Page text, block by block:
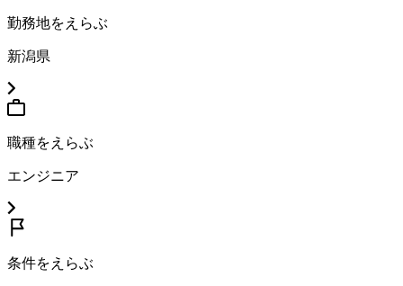
勤務地をえらぶ
新潟県
職種をえらぶ
エンジニア
条件をえらぶ